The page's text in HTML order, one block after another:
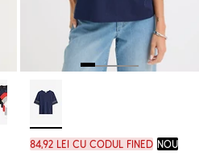
84,92 lei cu codul FINED nou